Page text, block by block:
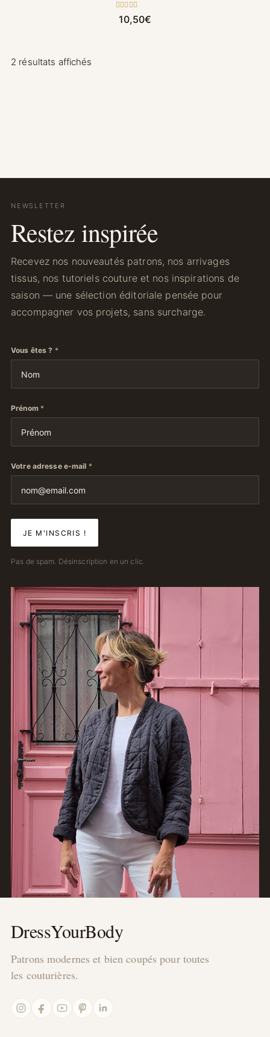
Note 5.00
sur 5
10,50€
2 résultats affichés
NEWSLETTER
Restez inspirée
Recevez nos nouveautés patrons, nos arrivages
tissus, nos tutoriels couture et nos inspirations de
saison — une sélection éditoriale pensée pour
accompagner vos projets, sans surcharge.
Vous êtes ? *
Prénom *
Votre adresse e-mail *
Pas de spam. Désinscription en un clic.
DressYourBody
Patrons modernes et bien coupés pour toutes
les couturières.
InstagramFacebookYouTubePinterestLinkedIn